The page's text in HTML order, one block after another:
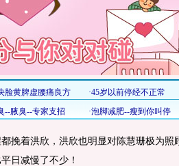
挽着洪欣，洪欣也明显对陈慧珊极为
日减慢了不少！